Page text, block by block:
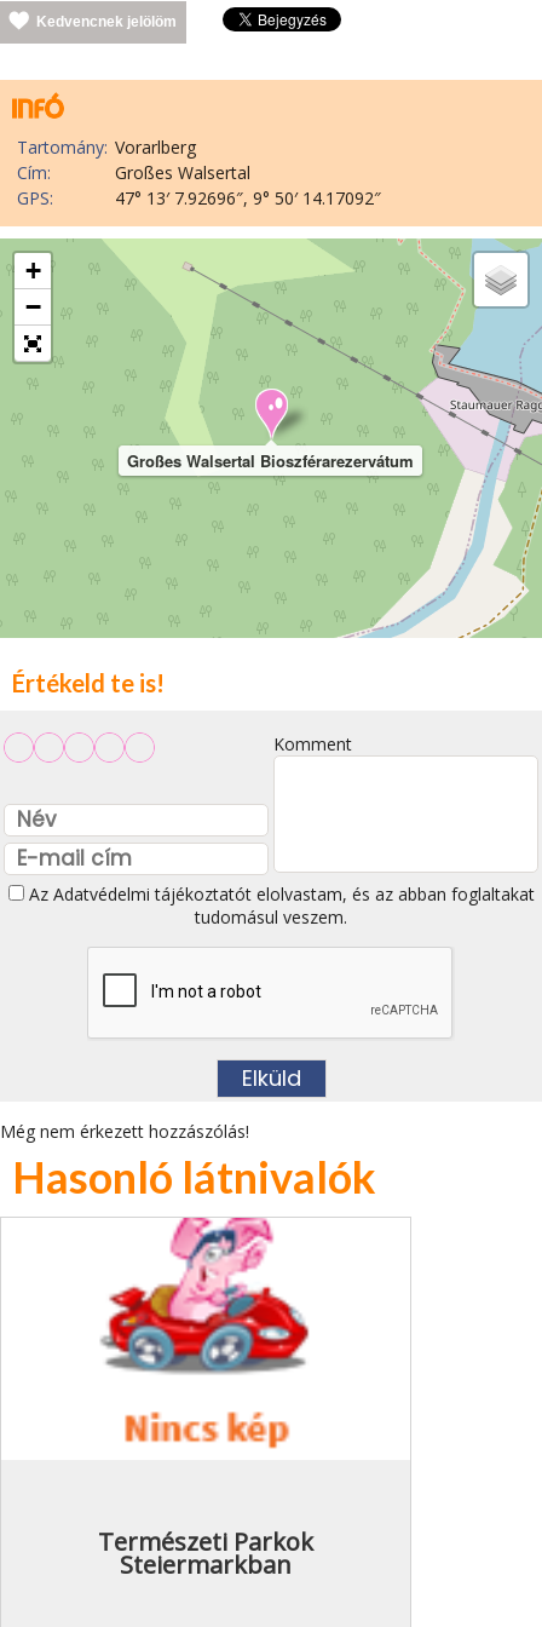
Kedvencnek jelölöm
Tartomány: Vorarlberg
Cím:
Großes Walsertal
GPS:
47° 13′ 7.92696″, 9° 50′ 14.17092″
Großes Walsertal Bioszférarezervátum
+
−
Értékeld te is!
Komment
Az Adatvédelmi tájékoztatótelolvastam, és az abban foglaltakat
tudomásul veszem.
Még nem érkezett hozzászólás!
Hasonló látnivalók
Természeti Parkok
Steiermarkban